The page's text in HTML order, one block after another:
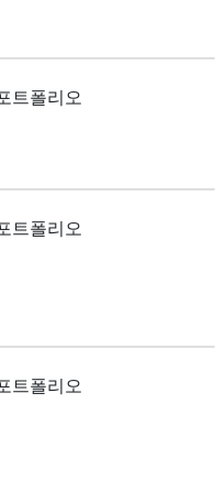
트폴리오
제작
트폴리오
작
트폴리오